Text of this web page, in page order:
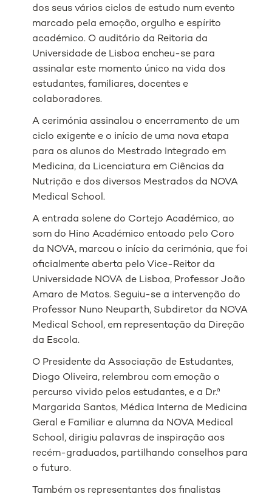
dos seus vários ciclos de estudo num evento
marcado pela emoção, orgulho e espírito
académico. O auditório da Reitoria da
Universidade de Lisboa encheu-se para
assinalar este momento único na vida dos
estudantes, familiares, docentes e
colaboradores.
A cerimónia assinalou o encerramento de um
ciclo exigente e o início de uma nova etapa
para os alunos do Mestrado Integrado em
Medicina, da Licenciatura em Ciências da
Nutrição e dos diversos Mestrados da NOVA
Medical School.
A entrada solene do Cortejo Académico, ao
som do Hino Académico entoado pelo Coro
da NOVA, marcou o início da cerimónia, que foi
oficialmente aberta pelo Vice-Reitor da
Universidade NOVA de Lisboa, Professor João
Amaro de Matos. Seguiu-se a intervenção do
Professor Nuno Neuparth, Subdiretor da NOVA
Medical School, em representação da Direção
da Escola.
O Presidente da Associação de Estudantes,
Diogo Oliveira, relembrou com emoção o
percurso vivido pelos estudantes, e a Dr.ª
Margarida Santos, Médica Interna de Medicina
Geral e Familiar e alumna da NOVA Medical
School, dirigiu palavras de inspiração aos
recém-graduados, partilhando conselhos para
o futuro.
Também os representantes dos finalistas